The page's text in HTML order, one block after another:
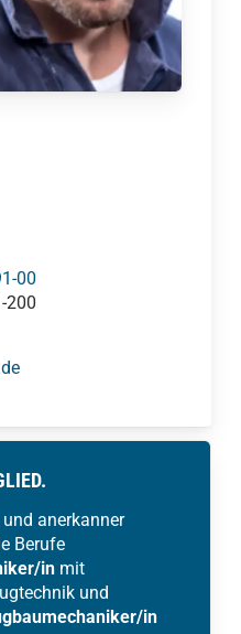
herausfordernde
in einem
Vergütung
00
200
anerkanner
Berufe
inmit
und
in